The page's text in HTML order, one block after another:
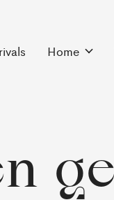
Home